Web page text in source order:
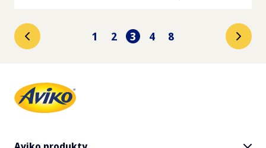
1 2 3 4 8